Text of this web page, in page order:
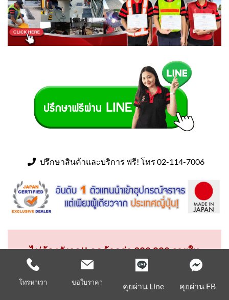
ปรึกษาสินค้าและบริการ ฟรี! โทร 02-114-7006
ไม่ต้องกังวล!! ลูกค้ากว่า 300,000 รายใน
ประเทศไทย ที่เชื่อใจ และ รับบริการจาก ร้าน
ไทยจราจร
โทรหาเรา ขอใบราคา คุยผ่าน Line คุยผ่าน FB